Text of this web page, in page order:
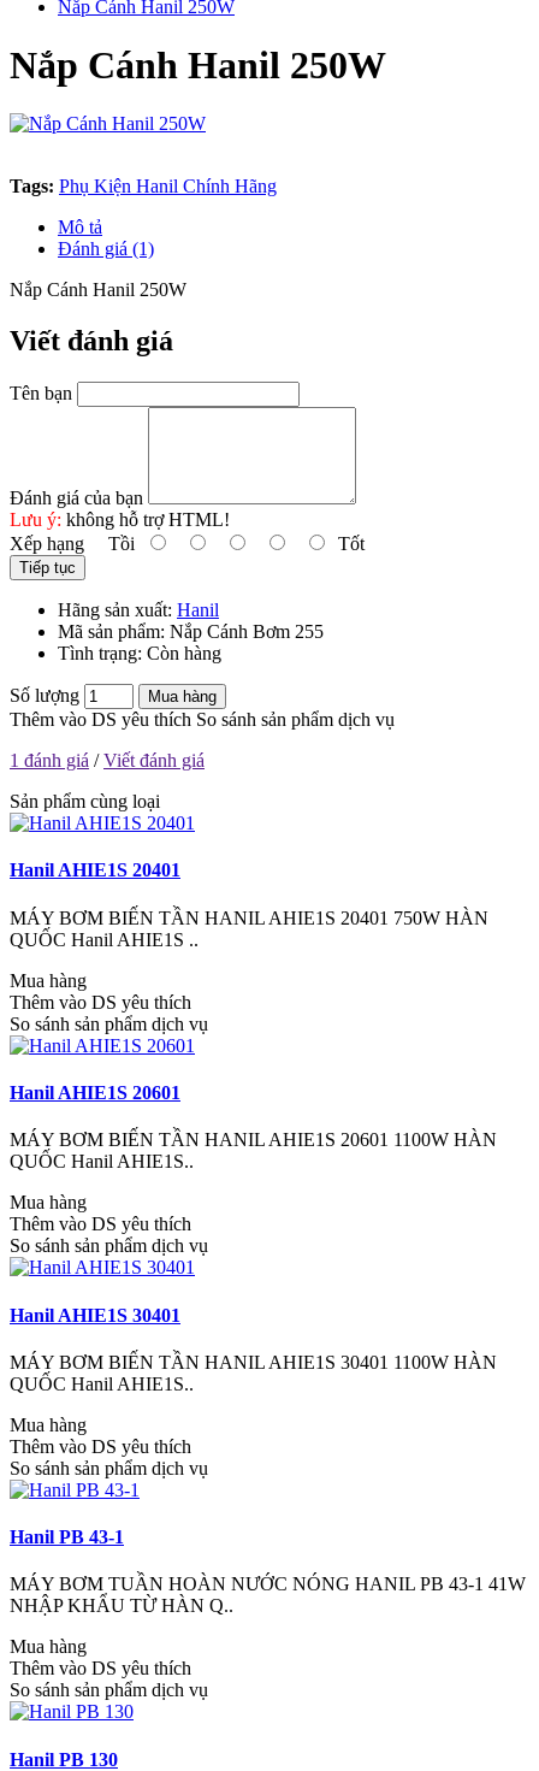
Nắp Cánh Hanil 250W
Nắp Cánh Hanil 250W
Tags: Phụ Kiện Hanil Chính Hãng
Mô tả
Đánh giá (1)
Nắp Cánh Hanil 250W
Viết đánh giá
Tên bạn
Đánh giá của bạn
Lưu ý: không hỗ trợ HTML!
Xếp hạng Tồi Tốt
Tiếp tục
Hãng sản xuất: Hanil
Mã sản phẩm: Nắp Cánh Bơm 255
Tình trạng: Còn hàng
Số lượng Mua hàng
Thêm vào DS yêu thích So sánh sản phẩm dịch vụ
1 đánh giá /Viết đánh giá
Sản phẩm cùng loại
Hanil AHIE1S 20401
MÁY BƠM BIẾN TẦN HANIL AHIE1S 20401 750W HÀN
QUỐC Hanil AHIE1S ..
Mua hàng
Thêm vào DS yêu thích
So sánh sản phẩm dịch vụ
Hanil AHIE1S 20601
MÁY BƠM BIẾN TẦN HANIL AHIE1S 20601 1100W HÀN
QUỐC Hanil AHIE1S..
Mua hàng
Thêm vào DS yêu thích
So sánh sản phẩm dịch vụ
Hanil AHIE1S 30401
MÁY BƠM BIẾN TẦN HANIL AHIE1S 30401 1100W HÀN
QUỐC Hanil AHIE1S..
Mua hàng
Thêm vào DS yêu thích
So sánh sản phẩm dịch vụ
Hanil PB 43-1
MÁY BƠM TUẦN HOÀN NƯỚC NÓNG HANIL PB 43-1 41W
NHẬP KHẨU TỪ HÀN Q..
Mua hàng
Thêm vào DS yêu thích
So sánh sản phẩm dịch vụ
Hanil PB 130